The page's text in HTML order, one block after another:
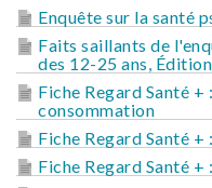
Enquête sur la santé
Faits saillants de
des 12-25 ans,
Fiche Regard Santé +
consommation
Fiche Regard Santé
Fiche Regard Santé +